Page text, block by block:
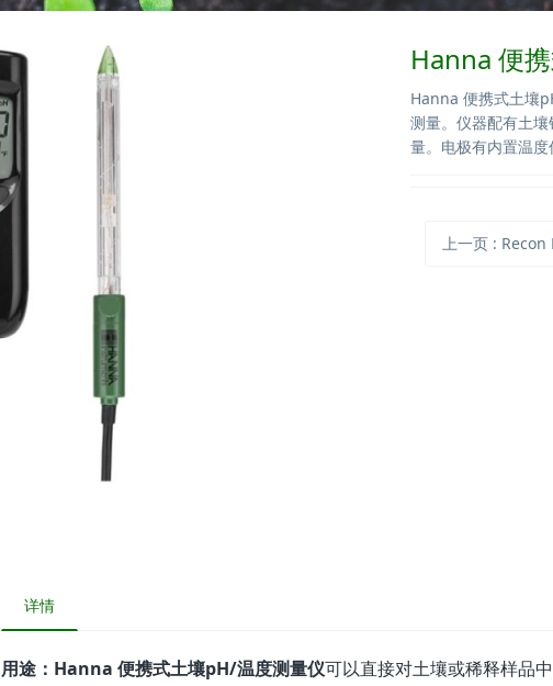
Hanna 便
Hanna 便携式土壤
测量。仪器配有土
量。电极有内置温度
上一页 : Recon HS410野
详情
用途：Hanna 便携式土壤pH/温度测量仪可以直接对土壤或稀释样品